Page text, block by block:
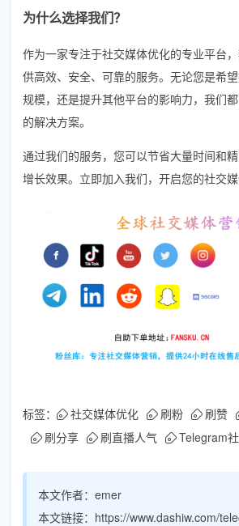
为什么选择我们？
作为一家专注于社交媒体优化的专业平台
供高效、安全、可靠的服务。无论您是希
规模，还是提升其他平台的影响力，我们
的解决方案。
通过我们的服务，您可以节省大量时间和
增长效果。立即加入我们，开启您的社交媒
标签： 社交媒体优化 刷粉 刷赞
刷分享
刷直播人气 Telegram
本文作者： emer
本文链接： https://www.dashiw.com/